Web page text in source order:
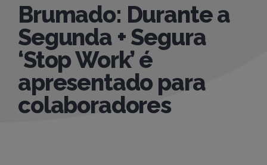
Brumado: Durante a
Segunda + Segura
‘Stop Work’ é
apresentado para
colaboradores